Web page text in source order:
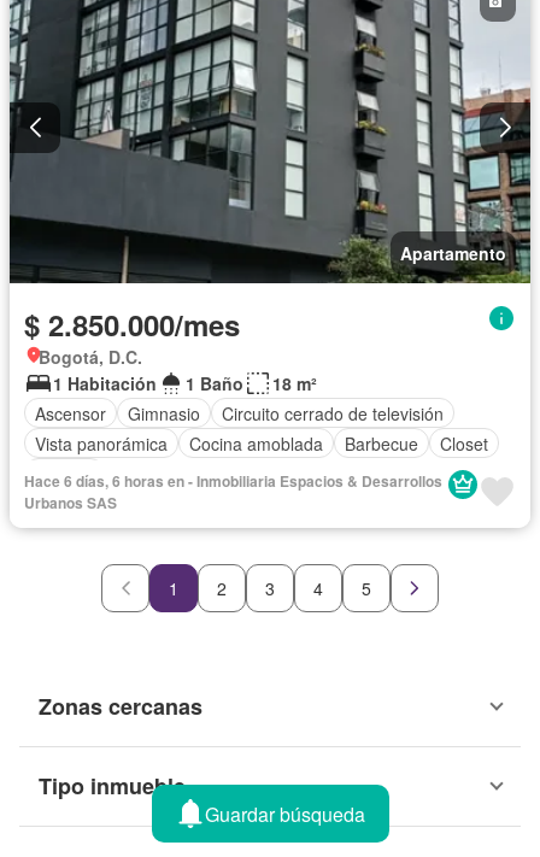
Apartamento
$ 2.850.000/mes
Bogotá, D.C.
1 Habitación
1 Baño
18 m²
Ascensor
Gimnasio
Circuito cerrado de televisión
Vista panorámica
Cocina amoblada Barbecue
Closet
Terraza
Hace 6 días, 6 horas en - Inmobiliaria Espacios & Desarrollos
Urbanos SAS
1 2 3 4 5
Zonas cercanas
Tipo inmueble
Guardar búsqueda